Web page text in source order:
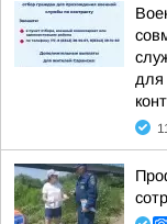
для